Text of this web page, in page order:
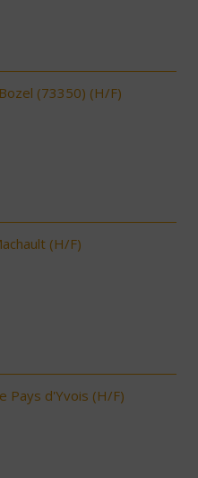
(73350) (H/F)
(H/F)
Pays d'Yvois (H/F)